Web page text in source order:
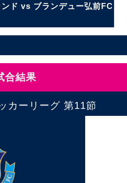
ド vs ブランデュー弘前FC
合結果
カーリーグ 第11節